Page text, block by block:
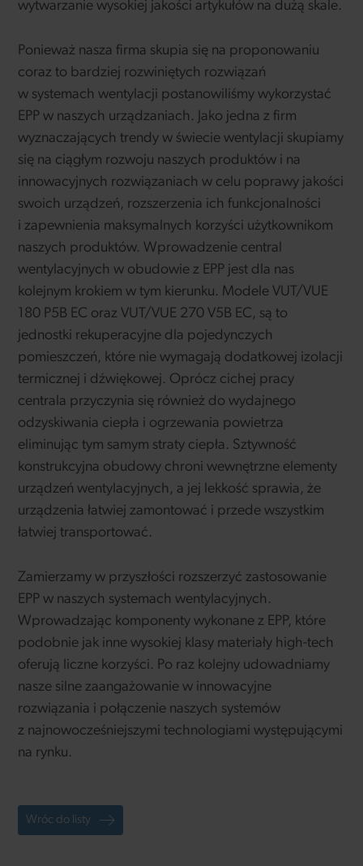
wytwarzanie wysokiej jakości artykułów na dużą skale.
Ponieważ nasza firma skupia się na proponowaniu
coraz to bardziej rozwiniętych rozwiązań
w systemach wentylacji postanowiliśmy wykorzystać
EPP w naszych urządzaniach. Jako jedna z firm
wyznaczających trendy w świecie wentylacji skupiamy
się na ciągłym rozwoju naszych produktów i na
innowacyjnych rozwiązaniach w celu poprawy jakości
swoich urządzeń, rozszerzenia ich funkcjonalności
i zapewnienia maksymalnych korzyści użytkownikom
naszych produktów. Wprowadzenie central
wentylacyjnych w obudowie z EPP jest dla nas
kolejnym krokiem w tym kierunku. Modele VUT/VUE
180 P5B EC oraz VUT/VUE 270 V5B EC, są to
jednostki rekuperacyjne dla pojedynczych
pomieszczeń, które nie wymagają dodatkowej izolacji
termicznej i dźwiękowej. Oprócz cichej pracy
centrala przyczynia się również do wydajnego
odzyskiwania ciepła i ogrzewania powietrza
eliminując tym samym straty ciepła. Sztywność
konstrukcyjna obudowy chroni wewnętrzne elementy
urządzeń wentylacyjnych, a jej lekkość sprawia, że
urządzenia łatwiej zamontować i przede wszystkim
łatwiej transportować.
Zamierzamy w przyszłości rozszerzyć zastosowanie
EPP w naszych systemach wentylacyjnych.
Wprowadzając komponenty wykonane z EPP, które
podobnie jak inne wysokiej klasy materiały high-tech
oferują liczne korzyści. Po raz kolejny udowadniamy
nasze silne zaangażowanie w innowacyjne
rozwiązania i połączenie naszych systemów
z najnowocześniejszymi technologiami występującymi
na rynku.
Wróc do listy